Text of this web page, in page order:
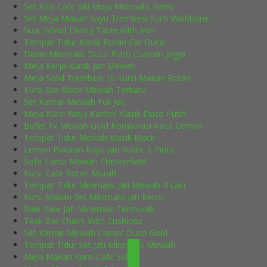
Set Kusi Cafe Jati Meja Minimalis Retro
Set Meja Makan Kayu Trembesi Kursi Wishbone
Suar Wood Dining Table With Iron
Tempat Tidur Klasik Rotan Cat Duco
Dipan Minimalis Duco Putih Custom Jogja
Meja Kerja Klasik Jati Mewah
Meja Solid Trembesi 10 Kursi Makan Rotan
Kursi Bar Black Mewah Terbaru
Set Kamar Mewah Full Jok
Meja Kursi Kerja Kantor Klasik Duco Putih
Bufet Tv Mewah Gold Kombinasi Kaca Cermin
Tempat Tidur Mewah Klasik Black
Lemari Pakaian Kayu Jati Rustic 6 Pintu
Sofa Tamu Mewah Chesterfield
Kursi Cafe Rotan Murah
Tempat Tidur Minimalis Jati Mewah 4 Laci
Kursi Makan Set Minimalis Jati Retro
Bale Bale Jati Minimalis Termurah
Teak Bar Chairs With Cushions
Set Kamar Mewah Classic Duco Gold
Tempat Tidur Set Jati Minimalis Mewah
Meja Makan Kursi Cafe Selly